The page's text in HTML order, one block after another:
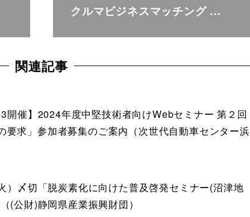
クルマビジネスマッチング …
関連記事
開催】2024年度中堅技術者向けWebセミナー 第２回
要求」参加者募集のご案内（次世代自動車センター浜
）〆切「脱炭素化に向けた普及啓発セミナー(沼津地
(公財)静岡県産業振興財団）